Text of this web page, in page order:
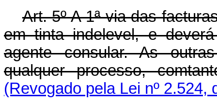
Art. 5º A 1ª via das
em tinta indelevel, e
agente consular. As
qualquer processo,
(Revogado pela Lei nº 2.524,